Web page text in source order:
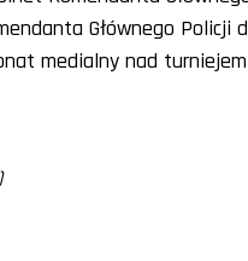
Głównego Policji
medialny nad